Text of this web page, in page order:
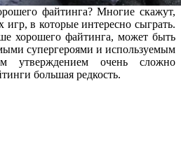
файтинга? Многие скажут,
игр, в которые интересно сыграть.
хорошего файтинга, может быть
супергероями и используемым
очень сложно
большая редкость.